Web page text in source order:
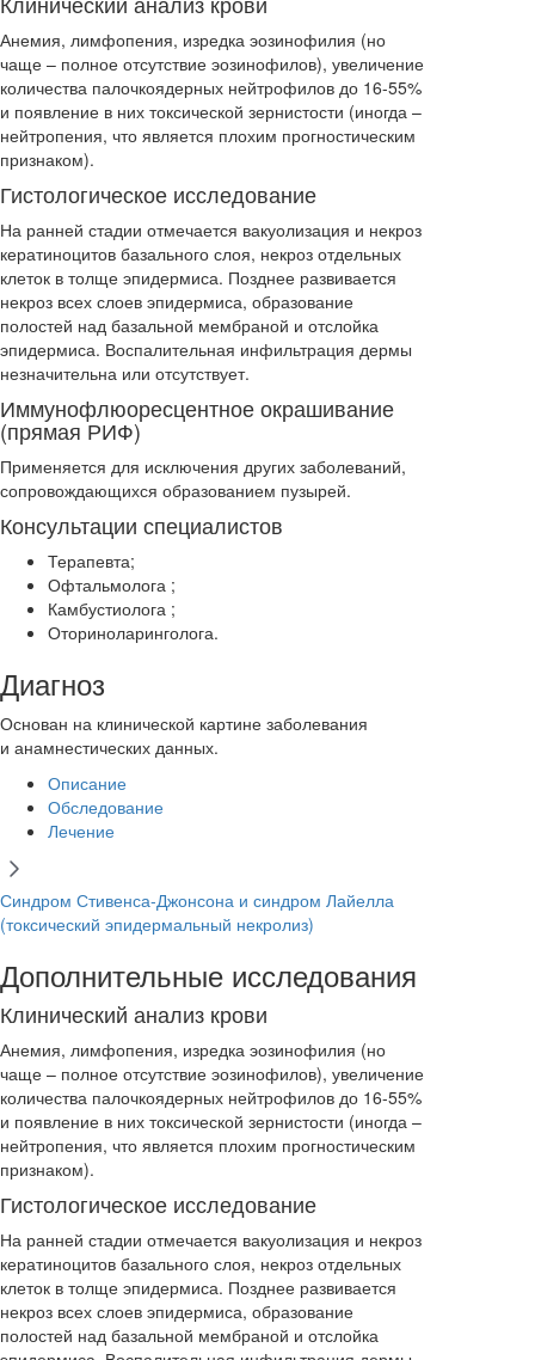
Анемия, лимфопения, изредка эозинофилия (но
чаще – полное отсутствие эозинофилов), увеличение
количества палочкоядерных нейтрофилов до 16-55%
и появление в них токсической зернистости (иногда –
нейтропения, что является плохим прогностическим
признаком).
Гистологическое исследование
На ранней стадии отмечается вакуолизация и некроз
кератиноцитов базального слоя, некроз отдельных
клеток в толще эпидермиса. Позднее развивается
некроз всех слоев эпидермиса, образование
полостей над базальной мембраной и отслойка
эпидермиса. Воспалительная инфильтрация дермы
незначительна или отсутствует.
Иммунофлюоресцентное окрашивание
(прямая РИФ)
Применяется для исключения других заболеваний,
сопровождающихся образованием пузырей.
Консультации специалистов
Терапевта;
Офтальмолога ;
Камбустиолога ;
Оториноларинголога.
Диагноз
Основан на клинической картине заболевания
и анамнестических данных.
Описание
Обследование
Лечение
Синдром Стивенса-Джонсона и синдром Лайелла
(токсический эпидермальный некролиз)
Дополнительные исследования
Клинический анализ крови
Анемия, лимфопения, изредка эозинофилия (но
чаще – полное отсутствие эозинофилов), увеличение
количества палочкоядерных нейтрофилов до 16-55%
и появление в них токсической зернистости (иногда –
нейтропения, что является плохим прогностическим
признаком).
Гистологическое исследование
На ранней стадии отмечается вакуолизация и некроз
кератиноцитов базального слоя, некроз отдельных
клеток в толще эпидермиса. Позднее развивается
некроз всех слоев эпидермиса, образование
полостей над базальной мембраной и отслойка